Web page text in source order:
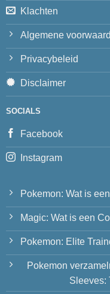
Klachten
Algemene
Privacybeleid
Disclaimer
SOCIALS
Facebook
Instagram
Pokemon: Wat is
Magic: Wat is een
Pokemon: Elite
Pokemon
Sleeves: